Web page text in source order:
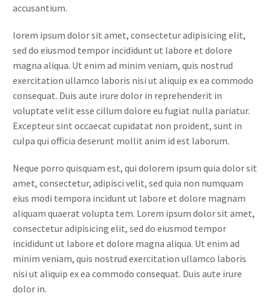
accusantium.
lorem ipsum dolor sit amet, consectetur adipisicing elit,
sed do eiusmod tempor incididunt ut labore et dolore
magna aliqua. Ut enim ad minim veniam, quis nostrud
exercitation ullamco laboris nisi ut aliquip ex ea commodo
consequat. Duis aute irure dolor in reprehenderit in
voluptate velit esse cillum dolore eu fugiat nulla pariatur.
Excepteur sint occaecat cupidatat non proident, sunt in
culpa qui officia deserunt mollit anim id est laborum.
Neque porro quisquam est, qui dolorem ipsum quia dolor sit
amet, consectetur, adipisci velit, sed quia non numquam
eius modi tempora incidunt ut labore et dolore magnam
aliquam quaerat volupta tem. Lorem ipsum dolor sit amet,
consectetur adipisicing elit, sed do eiusmod tempor
incididunt ut labore et dolore magna aliqua. Ut enim ad
minim veniam, quis nostrud exercitation ullamco laboris
nisi ut aliquip ex ea commodo consequat. Duis aute irure
dolor in.